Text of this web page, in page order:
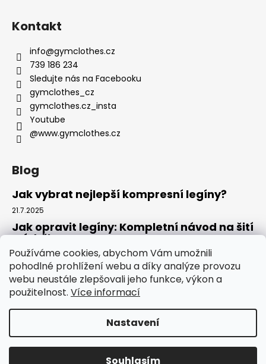
Používáme cookies, abychom Vám umožnili
pohodlné prohlížení webu a díky analýze provozu
webu neustále zlepšovali jeho funkce, výkon a
použitelnost. Více informací
Nastavení
Souhlasím
Kontakt
info@gymclothes.cz
739 186 234
Sledujte nás na Facebooku
gymclothes_cz
gymclothes.cz_insta
Youtube
@www.gymclothes.cz
Blog
Jak vybrat nejlepší kompresní legíny?
21.7.2025
Jak opravit legíny: Kompletní návod na šití
a údržbu
14.7.2025
Kde koupit legíny: Komplexní návod pro
rok 2025
4.7.2025
Copyright 2026GYMCLOTHES.CZ. Všechna práva
vyhrazena.